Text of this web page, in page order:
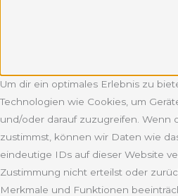
Um dir ein optimales Erlebnis zu
Technologien wie Cookies, um
und/oder darauf zuzugreifen. Wenn
zustimmst, können wir Daten wie
eindeutige IDs auf dieser Website
Zustimmung nicht erteilst oder
Merkmale und Funktionen